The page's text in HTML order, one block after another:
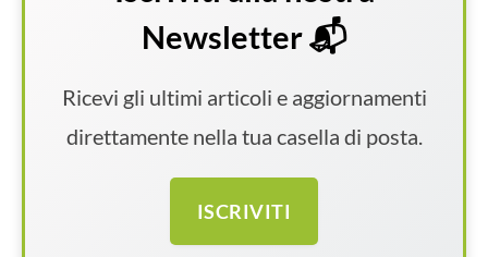
Newsletter 📬
Ricevi gli ultimi articoli e aggiornamenti
direttamente nella tua casella di posta.
ISCRIVITI